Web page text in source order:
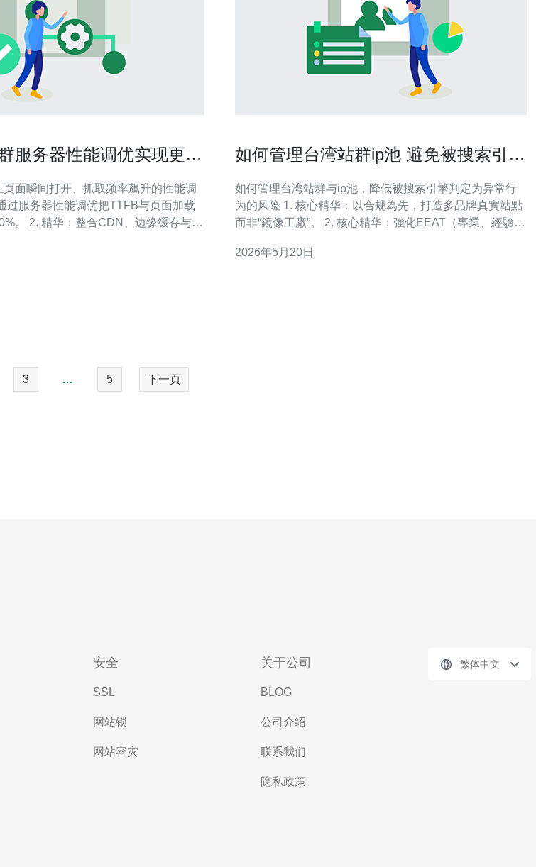
服务器性能调优实现更快
面瞬间打开、抓取频率飙升的性能调
。 2. 精华：整合CDN、边缘缓存与静
动优化，对台湾原生站群进行定向微
如何管理台湾站群ip池 避免被搜索引擎
如何管理台湾站群与ip池，降低被搜索引擎判定为异常行
为的风险 1. 核心精华：以合规為先，打造多品牌真實站點
而非“鏡像工廠”。 2. 核心精华：強化EEAT（專業、經驗、
與透明化優先，發現問題比掩蓋問題更能降低風險。 管理
2026年5月20日
3 … 5 下一页
安全
SSL
网站锁
网站容灾
关于公司
BLOG
公司介绍
联系我们
隐私政策
繁体中文